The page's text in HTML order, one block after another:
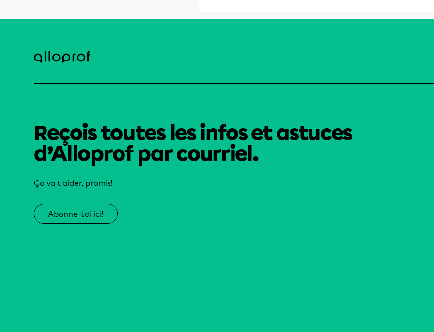
Reçois toutes les infos et astuces
d’Alloprof par courriel.
Ça va t’aider, promis!
Abonne-toi ici!